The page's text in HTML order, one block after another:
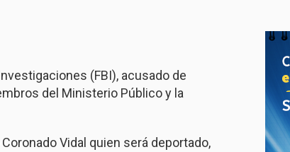
(FBI), acusado de
del Ministerio Público y la
Vidal quien será deportado,